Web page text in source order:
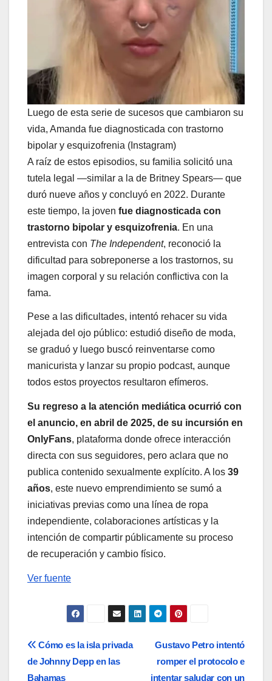
Luego de esta serie de sucesos que cambiaron su
vida, Amanda fue diagnosticada con trastorno
bipolar y esquizofrenia (Instagram)
A raíz de estos episodios, su familia solicitó una
tutela legal —similar a la de Britney Spears— que
duró nueve años y concluyó en 2022. Durante
este tiempo, la joven fue diagnosticada con
trastorno bipolar y esquizofrenia. En una
entrevista con The Independent, reconoció la
dificultad para sobreponerse a los trastornos, su
imagen corporal y su relación conflictiva con la
fama.
Pese a las dificultades, intentó rehacer su vida
alejada del ojo público: estudió diseño de moda,
se graduó y luego buscó reinventarse como
manicurista y lanzar su propio podcast, aunque
todos estos proyectos resultaron efímeros.
Su regreso a la atención mediática ocurrió con
el anuncio, en abril de 2025, de su incursión en
OnlyFans, plataforma donde ofrece interacción
directa con sus seguidores, pero aclara que no
publica contenido sexualmente explícito. A los 39
años, este nuevo emprendimiento se sumó a
iniciativas previas como una línea de ropa
independiente, colaboraciones artísticas y la
intención de compartir públicamente su proceso
de recuperación y cambio físico.
Ver fuente
Navegación
de
Gustavo Petro intentó
romper el protocolo e
intentar saludar con un
Cómo es la isla privada
de Johnny Depp en las
Bahamas